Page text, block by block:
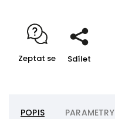
Zeptat se Sdílet
POPIS PARAMETRY